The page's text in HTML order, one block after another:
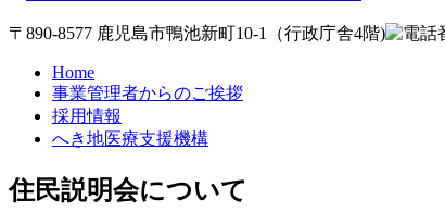
〒890-8577 鹿児島市鴨池新町10-1（行政庁舎4階)
Home
事業管理者からのご挨拶
採用情報
へき地医療支援機構
住民説明会について